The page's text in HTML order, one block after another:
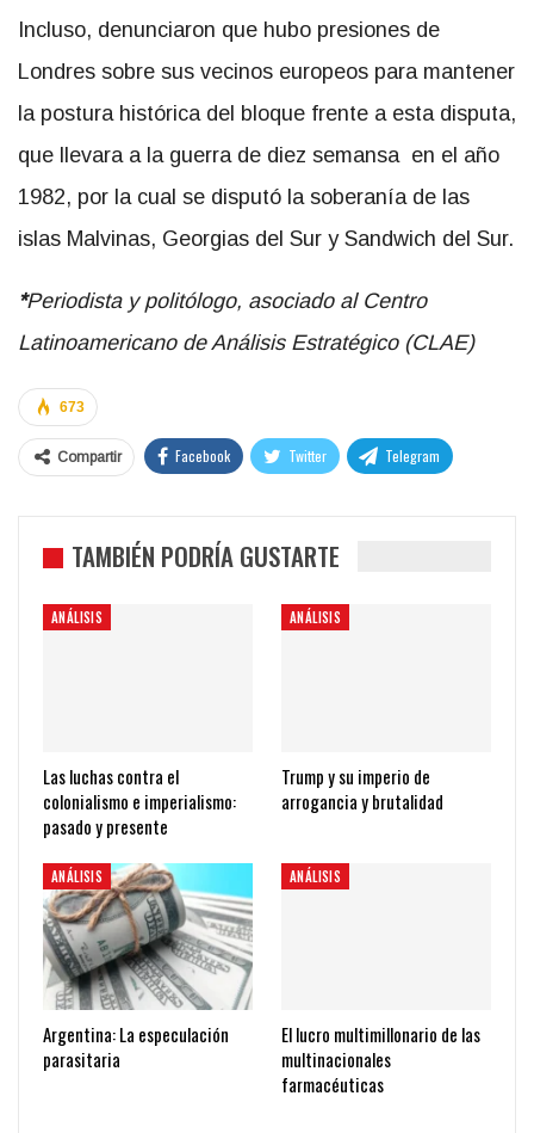
Incluso, denunciaron que hubo presiones de
Londres sobre sus vecinos europeos para mantener
la postura histórica del bloque frente a esta disputa,
que llevara a la guerra de diez semansa en el año
1982, por la cual se disputó la soberanía de las
islas Malvinas, Georgias del Sur y Sandwich del Sur.
*Periodista y politólogo, asociado al Centro
Latinoamericano de Análisis Estratégico (CLAE)
673
Compartir Facebook Twitter Telegram
Imprimir
TAMBIÉN PODRÍA GUSTARTE
ANÁLISIS
Las luchas contra el
colonialismo e imperialismo:
pasado y presente
ANÁLISIS
Trump y su imperio de
arrogancia y brutalidad
ANÁLISIS
Argentina: La especulación
parasitaria
ANÁLISIS
El lucro multimillonario de las
multinacionales
farmacéuticas